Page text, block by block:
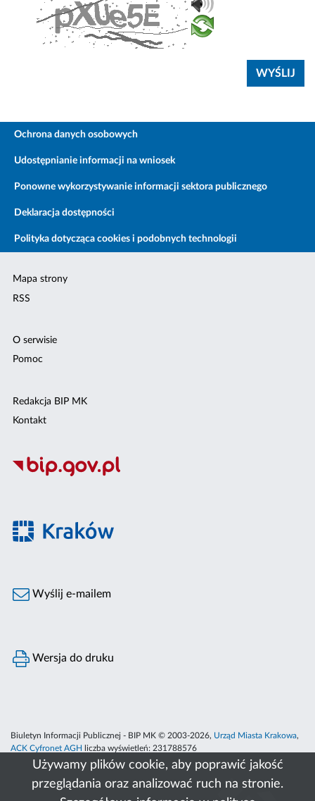
Używamy plików cookie, aby poprawić jakość
przeglądania oraz analizować ruch na stronie.
Ochrona danych osobowych
Udostępnianie informacji na wniosek
Ponowne wykorzystywanie informacji sektora publicznego
Deklaracja dostępności
Polityka dotycząca cookies i podobnych technologii
Mapa strony
RSS
O serwisie
Pomoc
Redakcja BIP MK
Kontakt
Wyślij e-mailem
Wersja do druku
Biuletyn Informacji Publicznej - BIP MK © 2003-2026, Urząd Miasta Krakowa,
ACK Cyfronet AGH
liczba wyświetleń: 231788576